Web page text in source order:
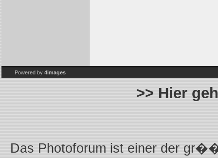
Powered by 4images
>> Hier
Das Photoforum ist einer der